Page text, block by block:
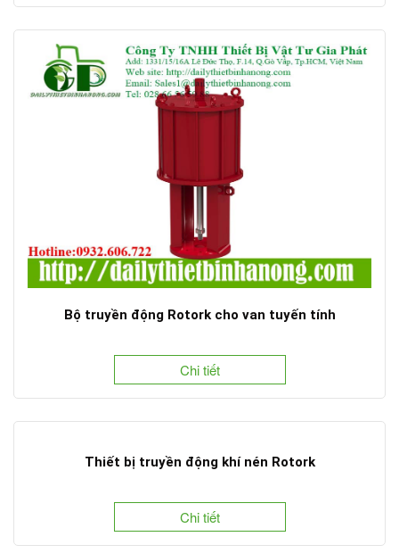
Bộ truyền động Rotork cho van tuyến tính
Chi tiết
Thiết bị truyền động khí nén Rotork
Chi tiết